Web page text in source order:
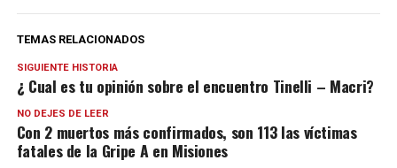
TEMAS RELACIONADOS
SIGUIENTE HISTORIA
¿ Cual es tu opinión sobre el encuentro Tinelli – Macri?
NO DEJES DE LEER
Con 2 muertos más confirmados, son 113 las víctimas
fatales de la Gripe A en Misiones